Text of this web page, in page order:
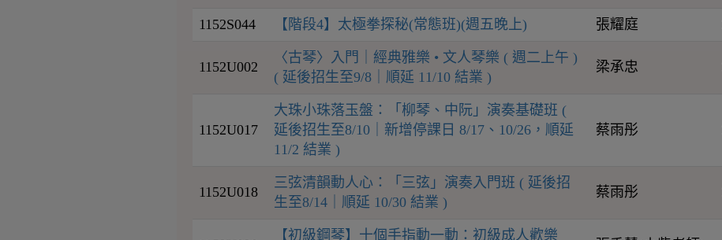
1152S044 【階段4】太極拳探秘(常態班)(週五晚上) 張耀庭
1152U002
〈古琴〉入門｜經典雅樂 • 文人琴樂 ( 週二上午 )
( 延後招生至9/8｜順延 11/10 結業 )
梁承忠
1152U017
大珠小珠落玉盤：「柳琴、中阮」演奏基礎班 (
延後招生至8/10｜新增停課日 8/17、10/26，順延
11/2 結業 )
蔡雨彤
1152U018
三弦清韻動人心：「三弦」演奏入門班 ( 延後招
生至8/14｜順延 10/30 結業 )
蔡雨彤
【初級鋼琴】十個手指動一動：初級成人歡樂